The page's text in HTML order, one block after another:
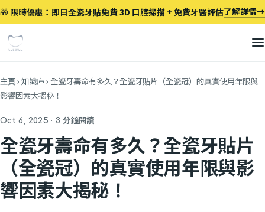
跳至主要內容
🎁 限時優惠：即日全瓷牙貼免費 3D 口腔掃描 + 免費牙醫評估了解詳情→
主頁› 知識庫› 全瓷牙壽命有多久？全瓷牙貼片（全瓷冠）的真實使用年限與
影響因素大揭秘！
Oct 6, 2025 · 3 分鐘閱讀
全瓷牙壽命有多久？全瓷牙貼片
（全瓷冠）的真實使用年限與影
響因素大揭秘！